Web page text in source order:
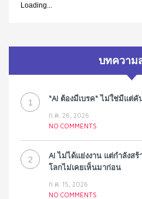
Loading...
บทความ
1 “AI ต้องมีเบรค“ ไม่ใช่มีแต่คั
ก.ค. 26, 2026
NO COMMENTS
2
AI ไม่ได้แย่งงาน แต่กำลังส
โลกไม่เคยเห็นมาก่อน
ก.ค. 15, 2026
NO COMMENTS